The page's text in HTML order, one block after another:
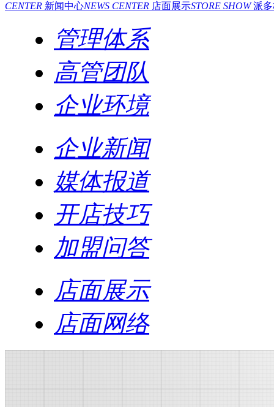
CENTER 新闻中心NEWS CENTER 店面展示STORE SHOW派
管理体系
高管团队
企业环境
企业新闻
媒体报道
开店技巧
加盟问答
店面展示
店面网络